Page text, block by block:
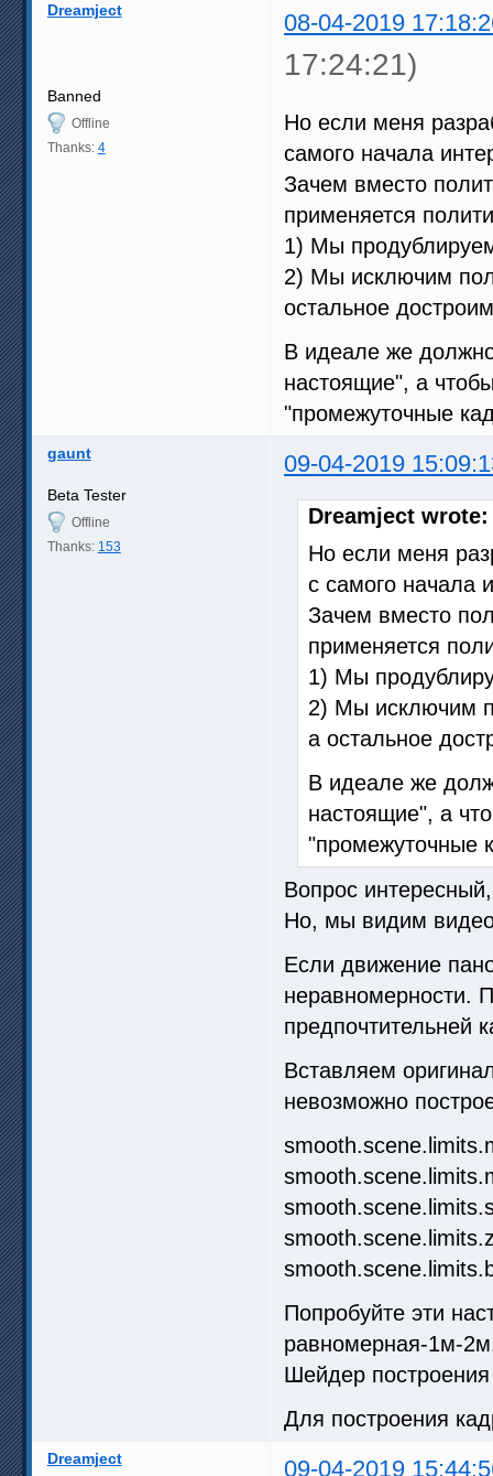
Dreamject 08-04-2019
17:24:21)
Banned
Offline
Thanks: 4
Но если меня
самого начала
Зачем вместо
применяется
1) Мы
2) Мы исключим
остальное достроим
В идеале же
настоящие", а
"промежуточные
gaunt 09-04-2019
Beta Tester
Offline
Thanks: 153
Dreamject wrote:
Но если меня
с самого начала
Зачем вместо
применяется
1) Мы
2) Мы исключим
а остальное
В идеале же
настоящие", а
"промежуточные
Вопрос
Но, мы видим
Если движение
неравномерности.
предпочтительней
Вставляем
невозможно
Попробуйте эти
равномерная-1м-
Шейдер
Для построения
Dreamject 09-04-2019